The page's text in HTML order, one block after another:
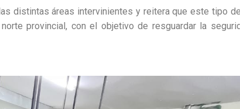
distintas áreas intervinientes y reitera que este tipo
provincial, con el objetivo de resguardar la